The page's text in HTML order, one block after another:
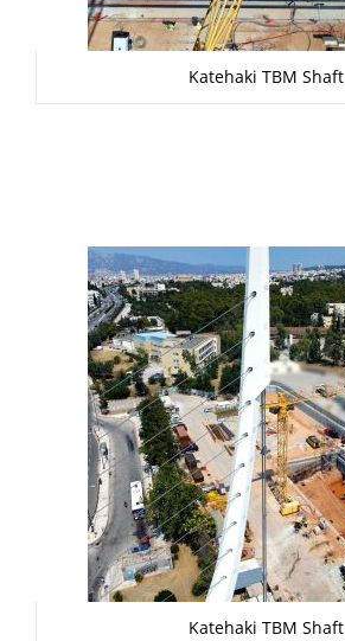
Katehaki TBM Shaft
Katehaki TBM Shaft